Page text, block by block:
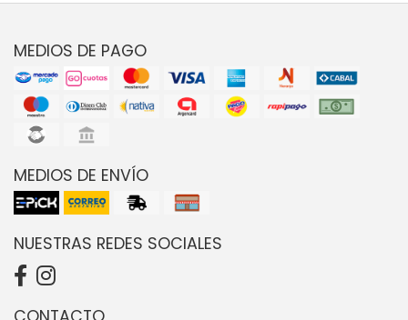
MEDIOS DE PAGO
MEDIOS DE ENVÍO
NUESTRAS REDES SOCIALES